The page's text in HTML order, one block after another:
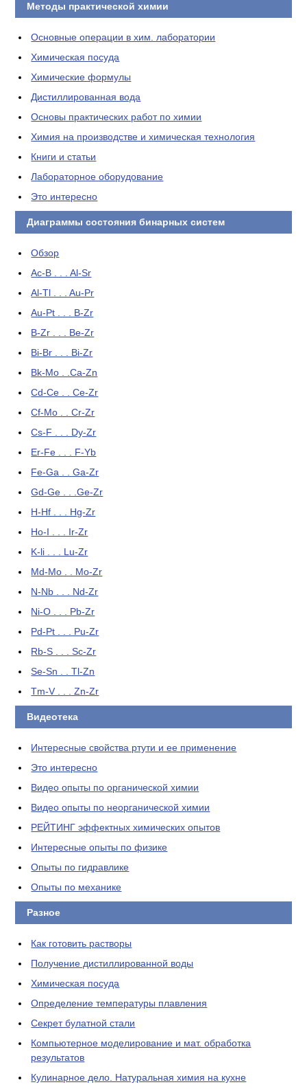
Методы практической химии
Основные операции в хим. лаборатории
Химическая посуда
Химические формулы
Дистиллированная вода
Основы практических работ по химии
Химия на производстве и химическая технология
Книги и статьи
Лабораторное оборудование
Это интересно
Диаграммы состояния бинарных систем
Обзор
Ac-B . . . Al-Sr
Al-Tl . . . Au-Pr
Au-Pt . . . B-Zr
B-Zr . . . Be-Zr
Bi-Br . . . Bi-Zr
Bk-Mo . .Ca-Zn
Cd-Ce . . Ce-Zr
Cf-Mo . . Cr-Zr
Cs-F . . . Dy-Zr
Er-Fe . . . F-Yb
Fe-Ga . . Ga-Zr
Gd-Ge . . .Ge-Zr
H-Hf . . . Hg-Zr
Ho-I . . . Ir-Zr
K-li . . . Lu-Zr
Md-Mo . . Mo-Zr
N-Nb . . . Nd-Zr
Ni-O . . . Pb-Zr
Pd-Pt . . . Pu-Zr
Rb-S . . . Sc-Zr
Se-Sn . . Tl-Zn
Tm-V . . . Zn-Zr
Видеотека
Интересные свойства ртути и ее применение
Это интересно
Видео опыты по органической химии
Видео опыты по неорганической химии
РЕЙТИНГ эффектных химических опытов
Интересные опыты по физике
Опыты по гидравлике
Опыты по механике
Разное
Как готовить растворы
Получение дистиллированной воды
Химическая посуда
Определение температуры плавления
Секрет булатной стали
Компьютерное моделирование и мат. обработка
результатов
Кулинарное дело. Натуральная химия на кухне